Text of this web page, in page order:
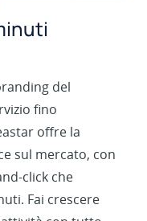
del
fino
offre la
sul mercato, con
click che
Fai crescere